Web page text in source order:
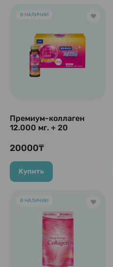
В НАЛИЧИИ
Премиум-коллаген
12.000 мг. + 20
"Collagen Beauty 12000
20000₸
Купить
В НАЛИЧИИ